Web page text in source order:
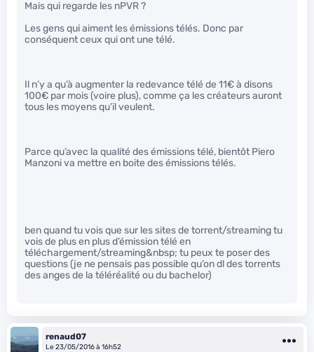
Mais qui regarde les nPVR ?
Les gens qui aiment les émissions télés. Donc par
conséquent ceux qui ont une télé.
Il n’y a qu’à augmenter la redevance télé de 11€ à disons
100€ par mois (voire plus), comme ça les créateurs auront
tous les moyens qu’il veulent.
Parce qu’avec la qualité des émissions télé, bientôt Piero
Manzoni va mettre en boite des émissions télés.
ben quand tu vois que sur les sites de torrent/streaming tu
vois de plus en plus d’émission télé en
téléchargement/streaming&nbsp; tu peux te poser des
questions (je ne pensais pas possible qu’on dl des torrents
des anges de la téléréalité ou du bachelor)
renaud07
Le 23/05/2016 à 16h52